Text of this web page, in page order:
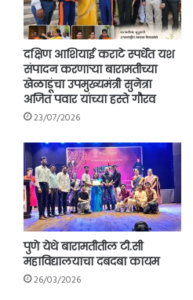
दक्षिण आशियाई कराटे स्पर्धेत यश
संपादन करणाऱ्या बारामतीच्या
खेळाडूंचा उपमुख्यमंत्री सुनेत्रा
अजित पवार यांच्या हस्ते गौरव
23/07/2026
पुणे येथे बारामतीतील टी.सी
महाविद्यालयाचा दबदबा कायम
26/03/2026